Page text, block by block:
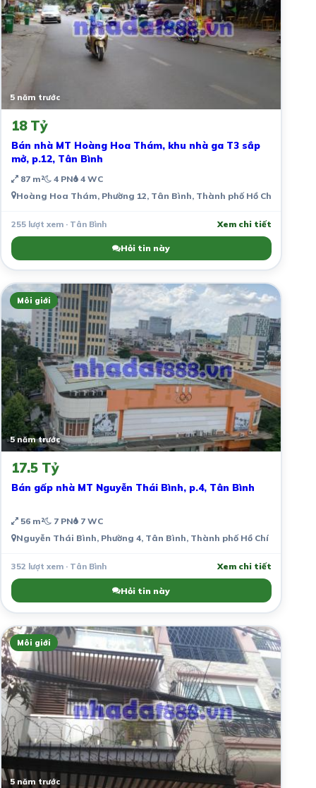
5 năm trước
18 Tỷ
Bán nhà MT Hoàng Hoa Thám, khu nhà ga T3 sắp
mở, p.12, Tân Bình
87 m² 4 PN 4 WC
Hoàng Hoa Thám, Phường 12, Tân Bình, Thành phố Hồ Chí Minh,
255 lượt xem · Tân Bình Xem chi tiết
Hỏi tin này
Môi giới
5 năm trước
17.5 Tỷ
Bán gấp nhà MT Nguyễn Thái Bình, p.4, Tân Bình
56 m² 7 PN 7 WC
Nguyễn Thái Bình, Phường 4, Tân Bình, Thành phố Hồ Chí Minh,
352 lượt xem · Tân Bình Xem chi tiết
Hỏi tin này
Môi giới
5 năm trước